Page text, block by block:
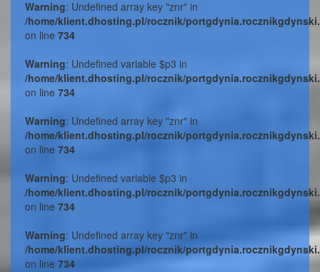
Warning: Undefined array key "znr" in
/home/klient.dhosting.pl/rocznik/
on line 734
Warning: Undefined variable $p3 in
/home/klient.dhosting.pl/rocznik/
on line 734
Warning: Undefined array key "znr" in
/home/klient.dhosting.pl/rocznik/
on line 734
Warning: Undefined variable $p3 in
/home/klient.dhosting.pl/rocznik/
on line 734
Warning: Undefined array key "znr" in
/home/klient.dhosting.pl/rocznik/
on line 734